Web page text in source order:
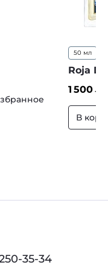
50 мл
Roja
1 500₽
В
35-34